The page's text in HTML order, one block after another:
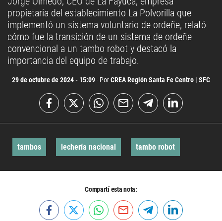
propietaria del establecimiento La Polvorilla que
implementó un sistema voluntario de ordeñe, relató
cómo fue la transición de un sistema de ordeñe
convencional a un tambo robot y destacó la
importancia del equipo de trabajo.
29 de octubre de 2024 - 15:09- PorCREA Región Santa Fe Centro | SFC
tambos lechería nacional tambo robot
Compartí esta nota: